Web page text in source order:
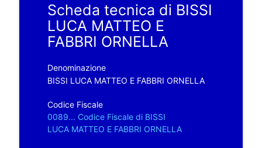
Scheda tecnica di BISSI
LUCA MATTEO E
FABBRI ORNELLA
Denominazione
BISSI LUCA MATTEO E FABBRI ORNELLA
Codice Fiscale
0089... Codice Fiscale di BISSI
LUCA MATTEO E FABBRI ORNELLA